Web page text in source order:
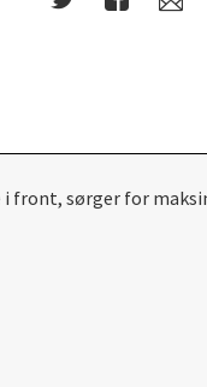
front, sørger for